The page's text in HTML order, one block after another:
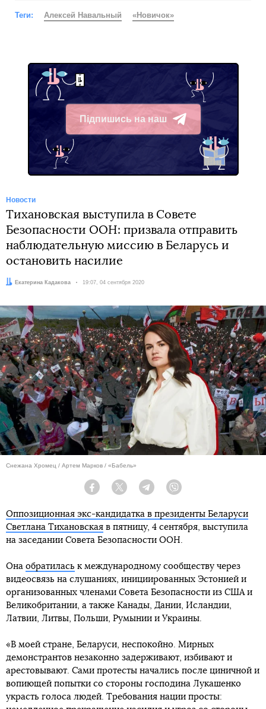
Теги: Алексей Навальный «Новичок»
Підпишись на наш
Telegram
Новости
Тихановская выступила в Совете
Безопасности ООН: призвала отправить
наблюдательную миссию в Беларусь и
остановить насилие
Автор:Екатерина Кадакова Дата:
19:07, 04 сентября 2020
Снежана Хромец / Артем Марков / «Бабель»
Facebook Twitter Telegram
Оппозиционная экс-кандидатка в президенты Беларуси
Светлана Тихановская в пятницу, 4 сентября, выступила
на заседании Совета Безопасности ООН.
Она обратилась к международному сообществу через
видеосвязь на слушаниях, инициированных Эстонией и
организованных членами Совета Безопасности из США и
Великобритании, а также Канады, Дании, Исландии,
Латвии, Литвы, Польши, Румынии и Украины.
«В моей стране, Беларуси, неспокойно. Мирных
демонстрантов незаконно задерживают, избивают и
арестовывают. Сами протесты начались после циничной и
вопиющей попытки со стороны господина Лукашенко
украсть голоса людей. Требования нации просты: